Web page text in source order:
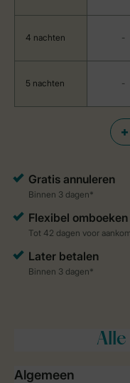
4 nachten -
5 nachten -
Alle
Algemeen